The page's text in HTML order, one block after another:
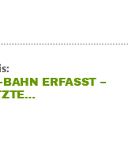
ERFASST –